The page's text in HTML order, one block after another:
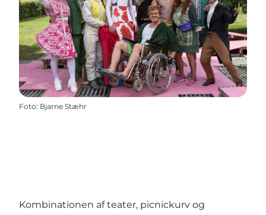
Foto: Bjarne Stæhr
Kombinationen af teater, picnickurv og